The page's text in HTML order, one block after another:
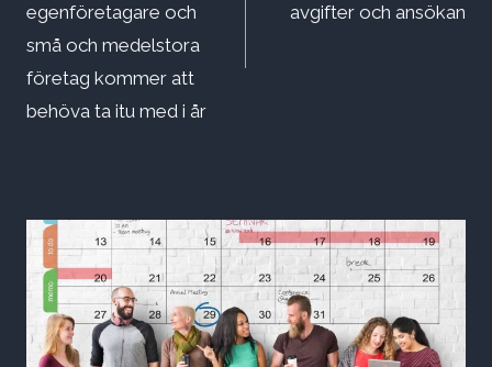
egenföretagare och
små och medelstora
företag kommer att
behöva ta itu med i år
avgifter och ansökan